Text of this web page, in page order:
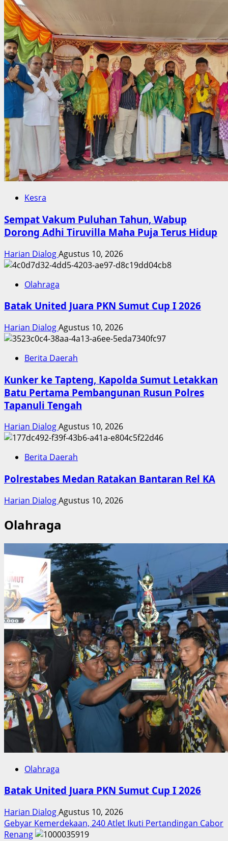
Kesra
Sempat Vakum Puluhan Tahun, Wabup
Dorong Adhi Tiruvilla Maha Puja Terus Hidup
Harian DialogAgustus 10, 2026
Olahraga
Batak United Juara PKN Sumut Cup I 2026
Harian DialogAgustus 10, 2026
Berita Daerah
Kunker ke Tapteng, Kapolda Sumut Letakkan
Batu Pertama Pembangunan Rusun Polres
Tapanuli Tengah
Harian DialogAgustus 10, 2026
Berita Daerah
Polrestabes Medan Ratakan Bantaran Rel KA
Harian DialogAgustus 10, 2026
Olahraga
Olahraga
Batak United Juara PKN Sumut Cup I 2026
Harian DialogAgustus 10, 2026
Gebyar Kemerdekaan, 240 Atlet Ikuti Pertandingan Cabor
Renang